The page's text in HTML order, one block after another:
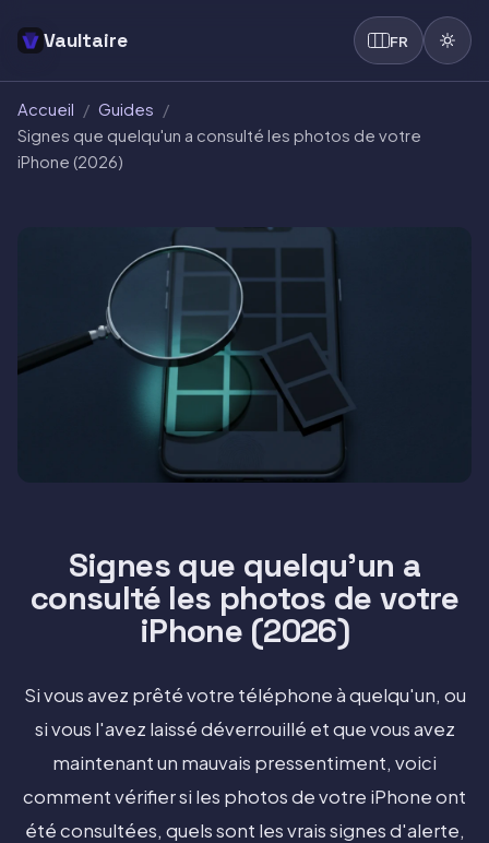
Vaultaire FR
Accueil / Guides /
Signes que quelqu'un a consulté les photos de votre
iPhone (2026)
Signes que quelqu'un a
consulté les photos de votre
iPhone (2026)
Si vous avez prêté votre téléphone à quelqu'un, ou
si vous l'avez laissé déverrouillé et que vous avez
maintenant un mauvais pressentiment, voici
comment vérifier si les photos de votre iPhone ont
été consultées, quels sont les vrais signes d'alerte,